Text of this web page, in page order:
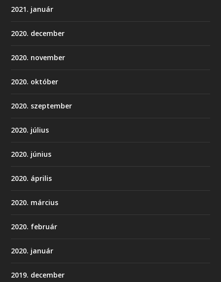
2021. január
2020. december
2020. november
2020. október
2020. szeptember
2020. július
2020. június
2020. április
2020. március
2020. február
2020. január
2019. december